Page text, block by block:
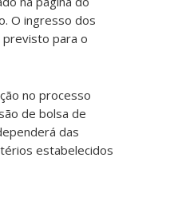
O ingresso dos
para o
no processo
de bolsa de
das
estabelecidos